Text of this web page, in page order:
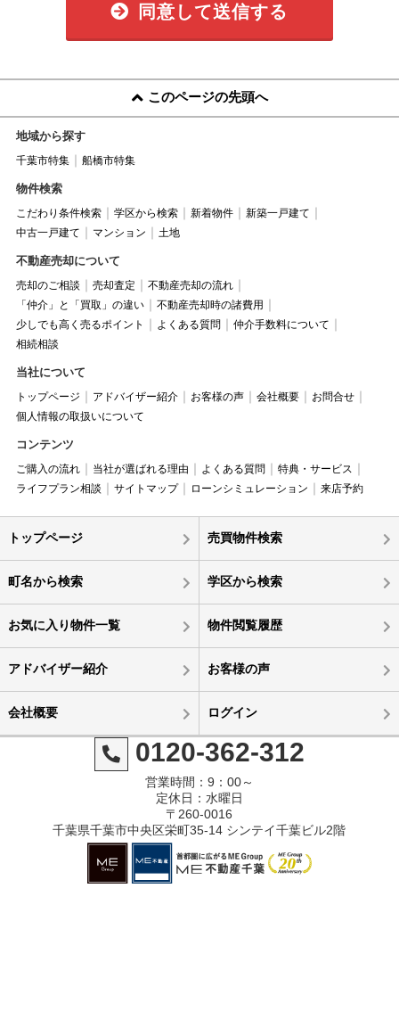
同意して送信する
このページの先頭へ
地域から探す
千葉市特集 船橋市特集
物件検索
こだわり条件検索 学区から検索 新着物件
新築一戸建て
中古一戸建て
マンション 土地
不動産売却について
売却のご相談 売却査定
不動産売却の流れ
「仲介」と「買取」の違い
不動産売却時の諸費用
少しでも高く売るポイント
よくある質問
仲介手数料について
相続相談
当社について
トップページ アドバイザー紹介 お客様の声 会社概要
お問合せ
個人情報の取扱いについて
コンテンツ
ご購入の流れ 当社が選ばれる理由 よくある質問
特典・サービス
ライフプラン相談
サイトマップ ローンシミュレーション 来店予約
トップページ 売買物件検索
町名から検索 学区から検索
お気に入り物件一覧 物件閲覧履歴
アドバイザー紹介 お客様の声
会社概要 ログイン
0120-362-312
営業時間：9：00～
定休日：水曜日
〒260-0016
千葉県千葉市中央区栄町35-14 シンテイ千葉ビル2階